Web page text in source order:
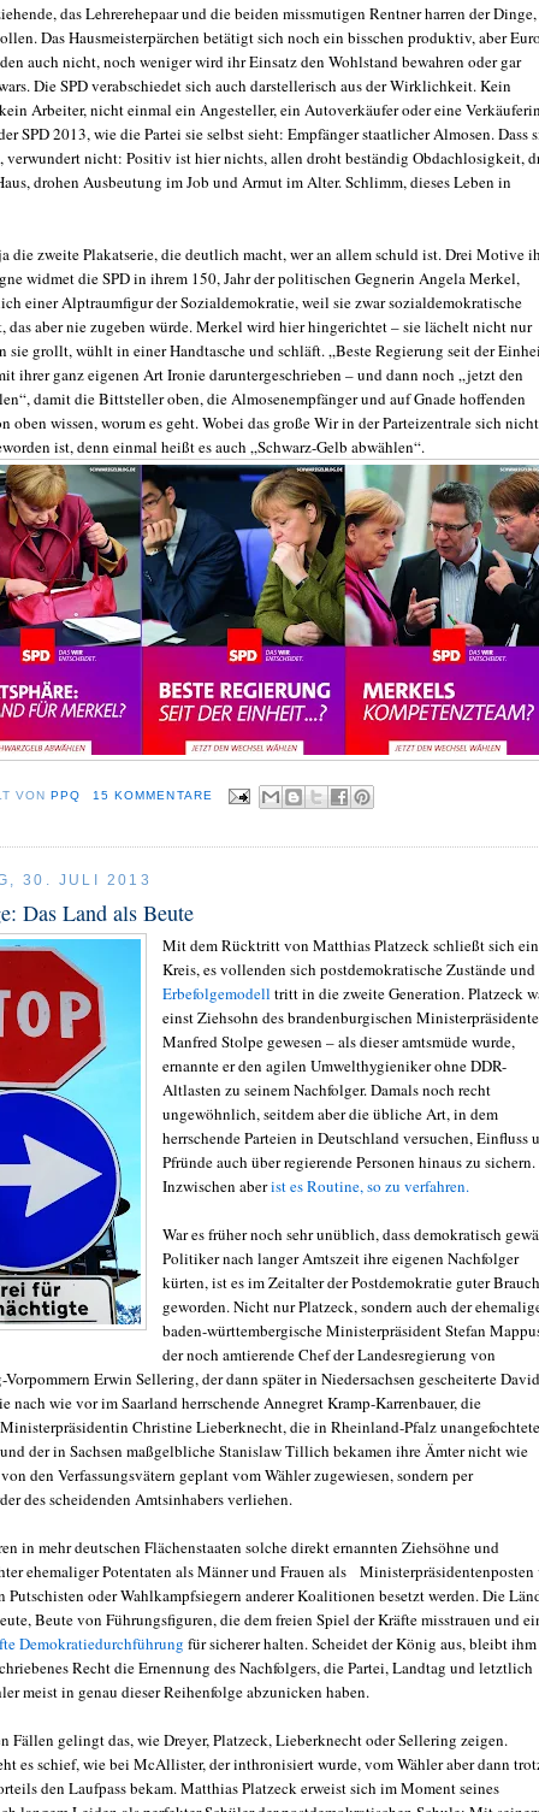
das Lehrerehepaar und die beiden missmutigen Rentner harren der
Das Hausmeisterpärchen betätigt sich noch ein bisschen produktiv, aber
auch nicht, noch weniger wird ihr Einsatz den Wohlstand bewahren oder gar
Die SPD verabschiedet sich auch darstellerisch aus der Wirklichkeit. Kein
Arbeiter, nicht einmal ein Angesteller, ein Autoverkäufer oder eine
SPD 2013, wie die Partei sie selbst sieht: Empfänger staatlicher Almosen. Dass
verwundert nicht: Positiv ist hier nichts, allen droht beständig Obdachlosigkeit,
drohen Ausbeutung im Job und Armut im Alter. Schlimm, dieses Leben in
die zweite Plakatserie, die deutlich macht, wer an allem schuld ist. Drei Motive
widmet die SPD in ihrem 150, Jahr der politischen Gegnerin Angela Merkel,
einer Alptraumfigur der Sozialdemokratie, weil sie zwar sozialdemokratische
das aber nie zugeben würde. Merkel wird hier hingerichtet – sie lächelt nicht nur
sie grollt, wühlt in einer Handtasche und schläft. „Beste Regierung seit der
ihrer ganz eigenen Art Ironie daruntergeschrieben – und dann noch „jetzt den
damit die Bittsteller oben, die Almosenempfänger und auf Gnade hoffenden
oben wissen, worum es geht. Wobei das große Wir in der Parteizentrale sich nicht
ist, denn einmal heißt es auch „Schwarz-Gelb abwählen“.
VONPPQ 15 KOMMENTARE
30. JULI 2013
Das Land als Beute
Mit dem Rücktritt von Matthias Platzeck schließt sich ein
Kreis, es vollenden sich postdemokratische Zustände
Erbefolgemodell tritt in die zweite Generation. Platzeck
einst Ziehsohn des brandenburgischen
Manfred Stolpe gewesen – als dieser amtsmüde wurde,
ernannte er den agilen Umwelthygieniker ohne DDR-
Altlasten zu seinem Nachfolger. Damals noch recht
ungewöhnlich, seitdem aber die übliche Art, in dem
herrschende Parteien in Deutschland versuchen, Einfluss
Pfründe auch über regierende Personen hinaus zu sichern.
Inzwischen aberist es Routine, so zu verfahren.
War es früher noch sehr unüblich, dass demokratisch
Politiker nach langer Amtszeit ihre eigenen Nachfolger
kürten, ist es im Zeitalter der Postdemokratie guter Brauch
geworden. Nicht nur Platzeck, sondern auch der
baden-württembergische Ministerpräsident Stefan
der noch amtierende Chef der Landesregierung von
Erwin Sellering, der dann später in Niedersachsen gescheiterte David
nach wie vor im Saarland herrschende Annegret Kramp-Karrenbauer, die
Christine Lieberknecht, die in Rheinland-Pfalz
der in Sachsen maßgelbliche Stanislaw Tillich bekamen ihre Ämter nicht wie
den Verfassungsvätern geplant vom Wähler zugewiesen, sondern per
des scheidenden Amtsinhabers verliehen.
in mehr deutschen Flächenstaaten solche direkt ernannten Ziehsöhne und
ehemaliger Potentaten als Männer und Frauen als Ministerpräsidentenposten
Putschisten oder Wahlkampfsiegern anderer Koalitionen besetzt werden. Die
Beute von Führungsfiguren, die dem freien Spiel der Kräfte misstrauen und
Demokratiedurchführung für sicherer halten. Scheidet der König aus, bleibt
Recht die Ernennung des Nachfolgers, die Partei, Landtag und letztlich
meist in genau dieser Reihenfolge abzunicken haben.
Fällen gelingt das, wie Dreyer, Platzeck, Lieberknecht oder Sellering zeigen.
es schief, wie bei McAllister, der inthronisiert wurde, vom Wähler aber dann
den Laufpass bekam. Matthias Platzeck erweist sich im Moment seines